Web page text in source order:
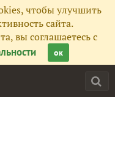
чтобы улучшить
сайта.
вы соглашаетесь с
ок